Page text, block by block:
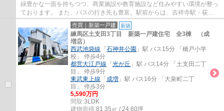
緑豊かな一面を持ちつつ、商業施設や教育施設など住みやすい環境が整っ
ております。 また、バスの行き先も豊富。駅前からは、吉祥寺駅・荻窪
駅・阿佐ヶ谷駅など他路線の駅にも出ること...
売買｜新築一戸建 新築
練馬区土支田3丁目 新築一戸建住宅 全3棟 （成
増店）
西武池袋線 「 石神井公園 」駅 バス15分 「橋戸小学
校」 停歩4分
都営大江戸線 「 光が丘 」駅 バス14分 「土支田二丁
目」 停歩9分
東武東上線 「 成増 」駅 バス16分 「大泉町二丁
目」 停歩3分
5,590万円
間取:3LDK
建物面積:81.35㎡ / 24.60坪